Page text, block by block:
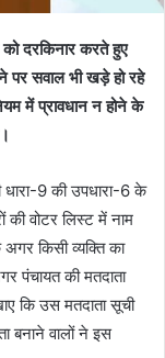
दरकिनार करते हुए
पर सवाल भी खड़े हो रहे
में प्रावधान न होने के
9 की उपधारा-6 के
की वोटर लिस्ट में नाम
किसी व्यक्ति का
पंचायत की मतदाता
कि उस मतदाता सूची
बनाने वालों ने इस